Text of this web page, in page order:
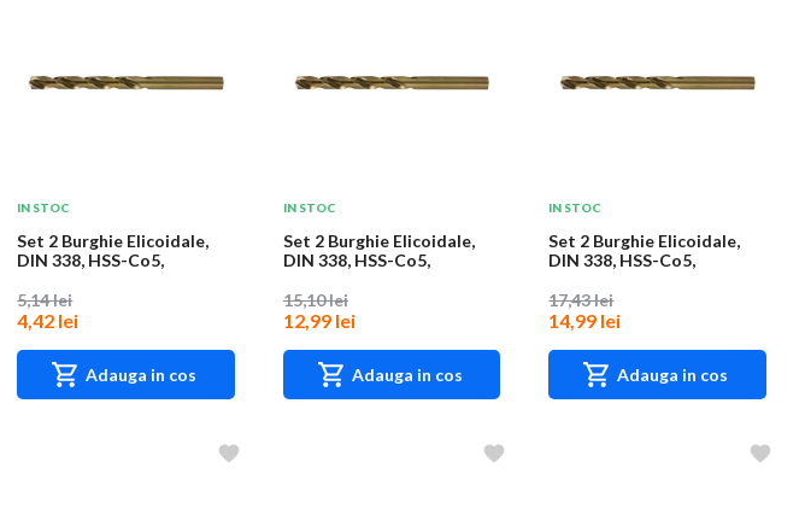
IN STOC
Set 2 Burghie Elicoidale,
DIN 338, HSS-Co5,
5,14 lei
4,42 lei
Adauga in cos
IN STOC
Set 2 Burghie Elicoidale,
DIN 338, HSS-Co5,
15,10 lei
12,99 lei
Adauga in cos
IN STOC
Set 2 Burghie Elicoidale,
DIN 338, HSS-Co5,
17,43 lei
14,99 lei
Adauga in cos